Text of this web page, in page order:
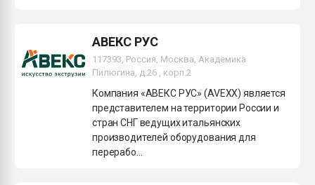
АВЕКС РУС
117393, Россия, Москва, Академика
Пилюгина, д.26 , корп.2
Компания «АВЕКС РУС» (AVEXX) является
представителем на территории России и
стран СНГ ведущих итальянских
производителей оборудования для
перерабо...